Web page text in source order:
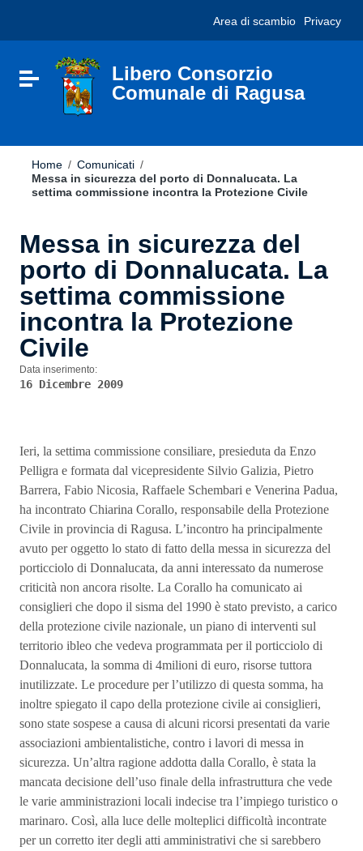
sito
include
Vai al footer
Area di scambio Privacy
Attiva / disattiva la navigazione
Libero Consorzio
Comunale di Ragusa
Home / Comunicati /
Messa in sicurezza del porto di Donnalucata. La
settima commissione incontra la Protezione Civile
Messa in sicurezza del
porto di Donnalucata. La
settima commissione
incontra la Protezione
Civile
Data inserimento:
16 Dicembre 2009
Ieri, la settima commissione consiliare, presieduta da Enzo
Pelligra e formata dal vicepresidente Silvio Galizia, Pietro
Barrera, Fabio Nicosia, Raffaele Schembari e Venerina Padua,
ha incontrato Chiarina Corallo, responsabile della Protezione
Civile in provincia di Ragusa. L’incontro ha principalmente
avuto per oggetto lo stato di fatto della messa in sicurezza del
porticciolo di Donnalucata, da anni interessato da numerose
criticità non ancora risolte. La Corallo ha comunicato ai
consiglieri che dopo il sisma del 1990 è stato previsto, a carico
della protezione civile nazionale, un piano di interventi sul
territorio ibleo che vedeva programmata per il porticciolo di
Donnalucata, la somma di 4milioni di euro, risorse tuttora
inutilizzate. Le procedure per l’utilizzo di questa somma, ha
inoltre spiegato il capo della protezione civile ai consiglieri,
sono state sospese a causa di alcuni ricorsi presentati da varie
associazioni ambientalistiche, contro i lavori di messa in
sicurezza. Un’altra ragione addotta dalla Corallo, è stata la
mancata decisione dell’uso finale della infrastruttura che vede
le varie amministrazioni locali indecise tra l’impiego turistico o
marinaro. Così, alla luce delle molteplici difficoltà incontrate
per un corretto iter degli atti amministrativi che si sarebbero